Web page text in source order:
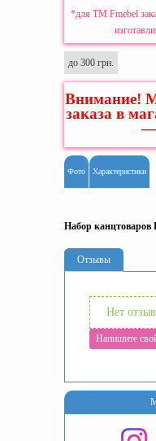
*для ТМ Fmebel
до 300 грн.
Внимание!
заказа в
—
Фото Характеристики
Набор канцтоваров
Отзывы
Нет
Напишите